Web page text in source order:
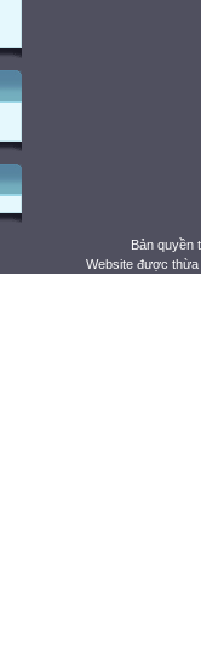
Bản quyền
Website được